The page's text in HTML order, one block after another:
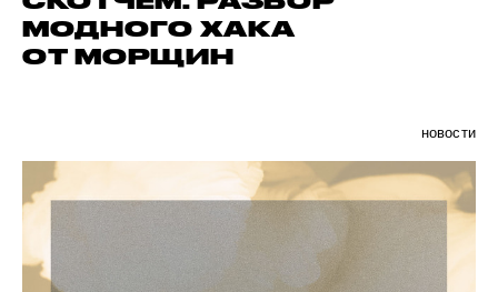
МОДНОГО ХАКА
ОТ МОРЩИН
новости